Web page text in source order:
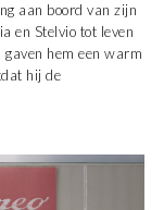
aan boord van zijn
en Stelvio tot leven
hem een warm
hij de